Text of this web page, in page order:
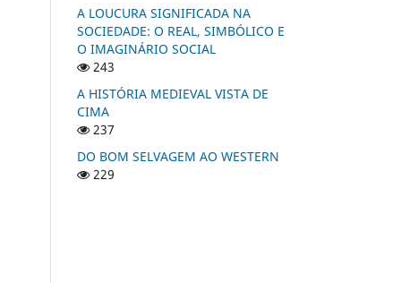
A LOUCURA SIGNIFICADA NA
SOCIEDADE: O REAL, SIMBÓLICO E
O IMAGINÁRIO SOCIAL
243
A HISTÓRIA MEDIEVAL VISTA DE
CIMA
237
DO BOM SELVAGEM AO WESTERN
229